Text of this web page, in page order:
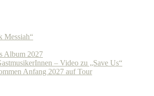
Messiah“
Album 2027
– Video zu „Save Us“
Anfang 2027 auf Tour